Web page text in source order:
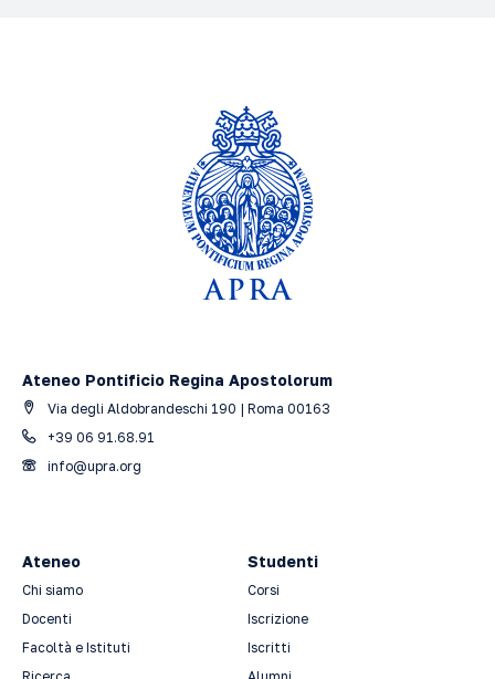
Ateneo Pontificio Regina Apostolorum
Via degli Aldobrandeschi 190 | Roma 00163
+39 06 91.68.91
info@upra.org
Ateneo
Chi siamo
Docenti
Facoltà e Istituti
Studenti
Corsi
Iscrizione
Iscritti